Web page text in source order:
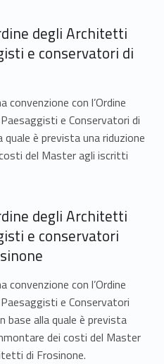
degli Architetti
e conservatori di
con l’Ordine
e Conservatori di
quale è prevista una riduzione
del Master agli iscritti
degli Architetti
e conservatori
con l’Ordine
e Conservatori
base alla quale è prevista
dei costi del Master
di Frosinone.